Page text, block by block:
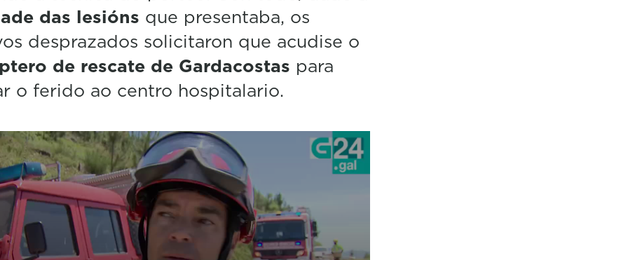
das lesións que presentaba, os
desprazados solicitaron que acudise o
de rescate de Gardacostas para
o ferido ao centro hospitalario.